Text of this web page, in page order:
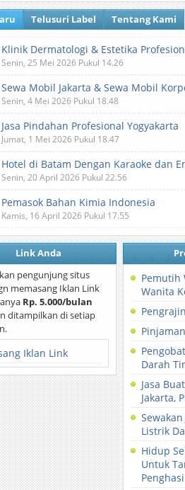
Telusuri Label Tentang Kami
Senin, 25 Mei 2026 Pukul 14.26
Senin, 4 Mei 2026 Pukul 18.48
Jasa Pindahan Profesional Yogyakarta
Jumat, 1 Mei 2026 Pukul 18.47
Hotel di Batam Dengan Karaoke dan
Senin, 20 April 2026 Pukul 22.56
Pemasok Bahan Kimia Indonesia
Kamis, 16 April 2026 Pukul 17.55
Link Anda
pengunjung situs
memasang Iklan Link
Rp. 5.000/bulan
ditampilkan di setiap
Iklan Link
Pemutih
Wanita
Darah
Jasa
Jakarta,
Listrik
Hidup
Untuk